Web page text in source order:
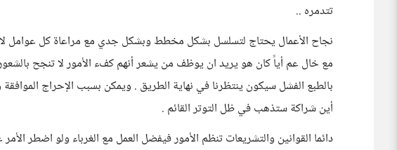
تتدمره ..
نجاح الأعمال يحتاج لتسلسل بشكل مخطط وبشكل جدي مع مراعاة كل عوامل
مع خال عم أياً كان هو يريد ان يوظف من يشعر أنهم كفء الأمور لا تنجح
بالطبع الفشل سيكون ينتظرنا في نهاية الطريق . ويمكن بسبب الإحراج
أين شراكة ستذهب في ظل التوتر القائم .
دائما القوانين والتشريعات تنظم الأمور فيفضل العمل مع الغرباء ولو اضطر